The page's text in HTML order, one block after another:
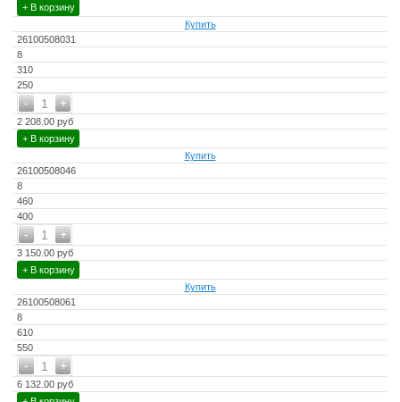
+ В корзину
Купить
26100508031
8
310
250
+
- 1
2 208.00 руб
+ В корзину
Купить
26100508046
8
460
400
+
- 1
3 150.00 руб
+ В корзину
Купить
26100508061
8
610
550
+
- 1
6 132.00 руб